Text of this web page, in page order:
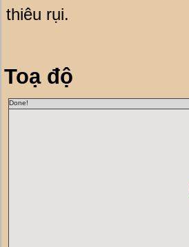
thiêu rụi.
Toạ độ
Done!